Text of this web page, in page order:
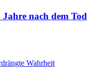
nach dem Tod